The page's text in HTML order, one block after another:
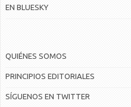
EN BLUESKY
QUIÉNES SOMOS
PRINCIPIOS EDITORIALES
SÍGUENOS EN TWITTER